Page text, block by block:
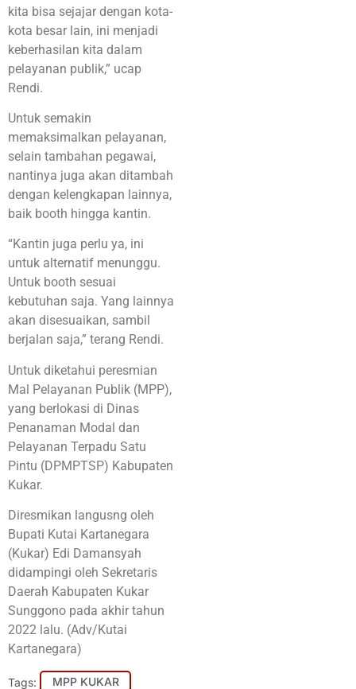
kita bisa sejajar dengan kota-
kota besar lain, ini menjadi
keberhasilan kita dalam
pelayanan publik,” ucap
Rendi.
Untuk semakin
memaksimalkan pelayanan,
selain tambahan pegawai,
nantinya juga akan ditambah
dengan kelengkapan lainnya,
baik booth hingga kantin.
“Kantin juga perlu ya, ini
untuk alternatif menunggu.
Untuk booth sesuai
kebutuhan saja. Yang lainnya
akan disesuaikan, sambil
berjalan saja,” terang Rendi.
Untuk diketahui peresmian
Mal Pelayanan Publik (MPP),
yang berlokasi di Dinas
Penanaman Modal dan
Pelayanan Terpadu Satu
Pintu (DPMPTSP) Kabupaten
Kukar.
Diresmikan langusng oleh
Bupati Kutai Kartanegara
(Kukar) Edi Damansyah
didampingi oleh Sekretaris
Daerah Kabupaten Kukar
Sunggono pada akhir tahun
2022 lalu. (Adv/Kutai
Kartanegara)
Tags: MPP KUKAR